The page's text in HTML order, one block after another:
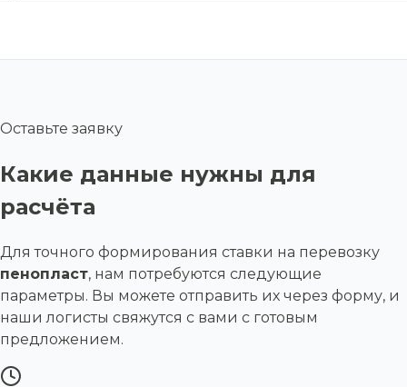
Оставьте заявку
Какие данные нужны для
расчёта
Для точного формирования ставки на перевозку
пенопласт, нам потребуются следующие
параметры. Вы можете отправить их через форму, и
наши логисты свяжутся с вами с готовым
предложением.